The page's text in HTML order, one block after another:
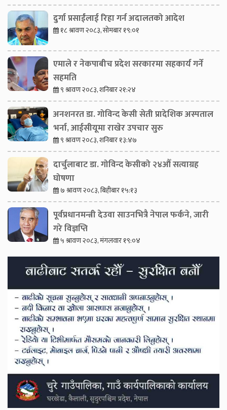
दुर्गा प्रसाईंलाई रिहा गर्न अदालतको आदेश
१८ श्रावण २०८३, सोमबार १९:०१
एमाले र नेकपाबीच प्रदेश सरकारमा सहकार्य गर्ने
सहमति
९ श्रावण २०८३, शनिबार २१:२४
अनशनरत डा. गोविन्द केसी सेती प्रादेशिक अस्पताल
भर्ना, आईसीयूमा राखेर उपचार सुरु
९ श्रावण २०८३, शनिबार १३:४७
दार्चुलाबाट डा. गोविन्द केसीको २४औँ सत्याग्रह
घोषणा
७ श्रावण २०८३, बिहीबार १५:१३
पूर्वप्रधानमन्त्री देउवा साउनभित्रै नेपाल फर्कने, जारी
गरे विज्ञप्ति
५ श्रावण २०८३, मंगलवार १९:०४